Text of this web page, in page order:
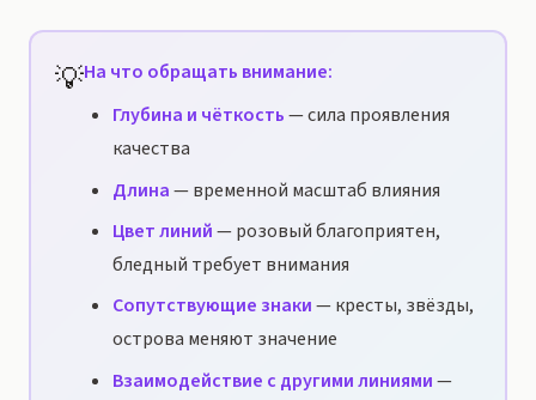
💡На что обращать внимание:
Глубина и чёткость— сила проявления
качества
Длина— временной масштаб влияния
Цвет линий— розовый благоприятен,
бледный требует внимания
Сопутствующие знаки— кресты, звёзды,
острова меняют значение
Взаимодействие с другими линиями—